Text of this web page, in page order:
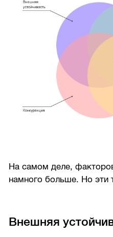
На самом деле,
намного больше. Но эти
Внешняя